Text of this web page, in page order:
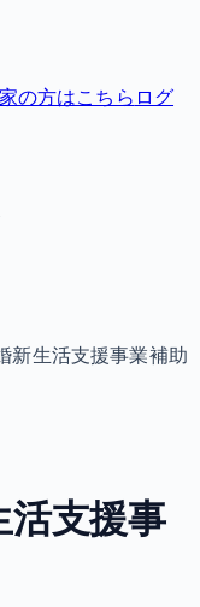
の方はこちら ログ
新生活支援事業補助
活支援事